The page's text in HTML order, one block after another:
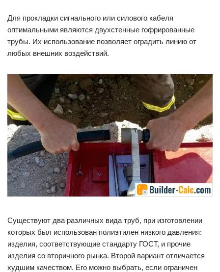
Для прокладки сигнального или силового кабеля
оптимальными являются двухстенные гофрированные
трубы. Их использование позволяет оградить линию от
любых внешних воздействий.
Существуют два различных вида труб, при изготовлении
которых был использован полиэтилен низкого давления:
изделия, соответствующие стандарту ГОСТ, и прочие
изделия со вторичного рынка. Второй вариант отличается
худшим качеством. Его можно выбрать, если ограничен